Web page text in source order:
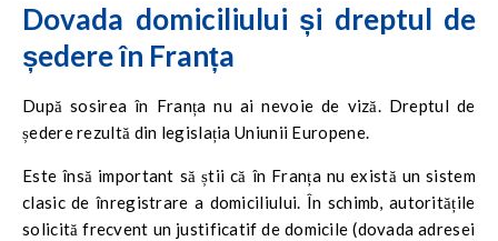
Dovada domiciliului și dreptul de
ședere în Franța
După sosirea în Franța nu ai nevoie de viză. Dreptul de
ședere rezultă din legislația Uniunii Europene.
Este însă important să știi că în Franța nu există un sistem
clasic de înregistrare a domiciliului. În schimb, autoritățile
solicită frecvent un justificatif de domicile (dovada adresei